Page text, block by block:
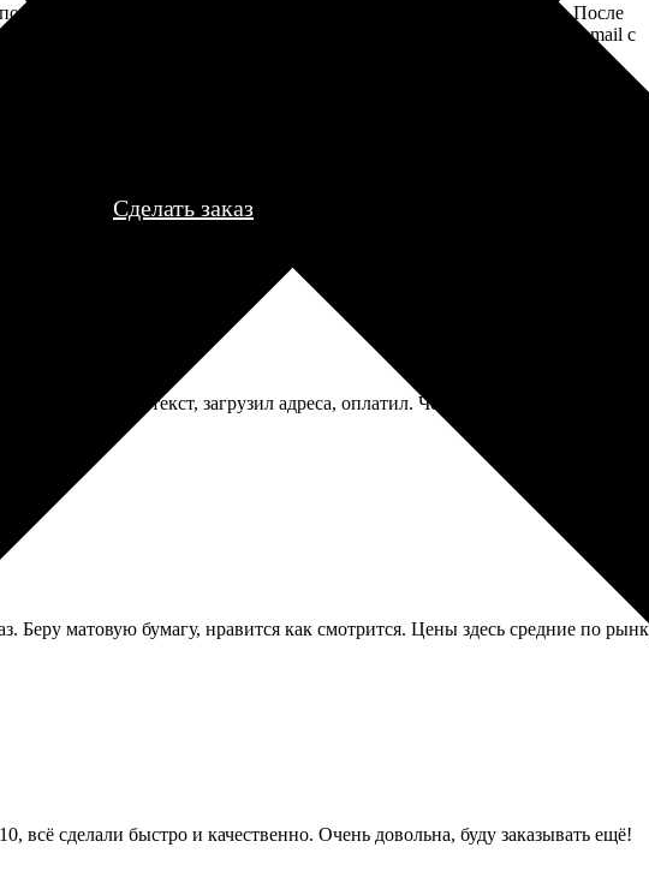
заказа к печати
могут связаться с Вами
телефону или email для
деталей.
Оплатите заказ банковской картой. После
оплаты получите подтверждение на email с
описанием заказа. Когда отправим заказ
Сделать заказ
Написал текст, загрузил адреса, оплатил. Через пару дней всем
матовую бумагу, нравится как смотрится. Цены здесь средние по
всё сделали быстро и качественно. Очень довольна, буду заказывать ещё!